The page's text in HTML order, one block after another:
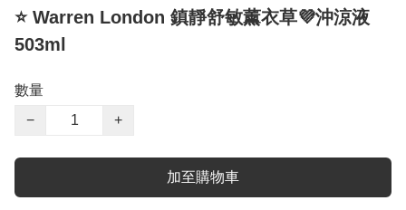
⭐ Warren London 鎮靜舒敏薰衣草💜沖涼液
503ml
數量
−
+
加至購物車